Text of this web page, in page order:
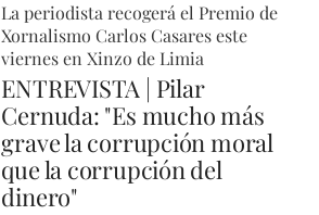
La periodista recogerá el Premio de
Xornalismo Carlos Casares este
viernes en Xinzo de Limia
ENTREVISTA | Pilar
Cernuda: "Es mucho más
grave la corrupción moral
que la corrupción del
dinero"